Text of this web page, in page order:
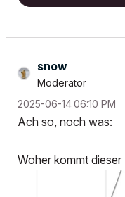
snow
Moderator
‎2025-06-1406:10 PM
Ach so, noch was:
Woher kommt dieser